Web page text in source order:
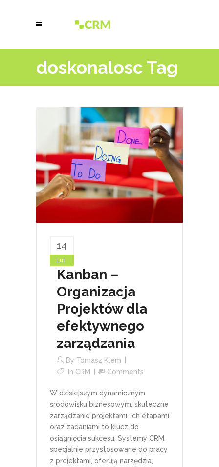
doskonalosc Tag
14
Lut
Kanban –
Organizacja
Projektów dla
efektywnego
zarządzania
By Tomasz Klem
In CRM Comments
W dzisiejszym dynamicznym
środowisku biznesowym, skuteczne
zarządzanie projektami, ich etapami
oraz zadaniami to klucz do
osiągnięcia sukcesu. Systemy CRM,
specjalnie przystosowane do pracy
z projektami, oferują narzędzia,